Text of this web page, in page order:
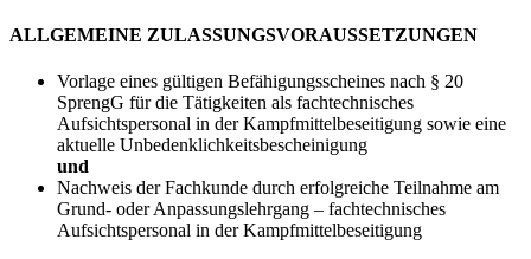
ALLGEMEINE ZULASSUNGSVORAUSSETZUNGEN
Vorlage eines gültigen Befähigungsscheines nach § 20
SprengG für die Tätigkeiten als fachtechnisches
Aufsichtspersonal in der Kampfmittelbeseitigung sowie eine
aktuelle Unbedenklichkeitsbescheinigung
und
Nachweis der Fachkunde durch erfolgreiche Teilnahme am
Grund- oder Anpassungslehrgang – fachtechnisches
Aufsichtspersonal in der Kampfmittelbeseitigung